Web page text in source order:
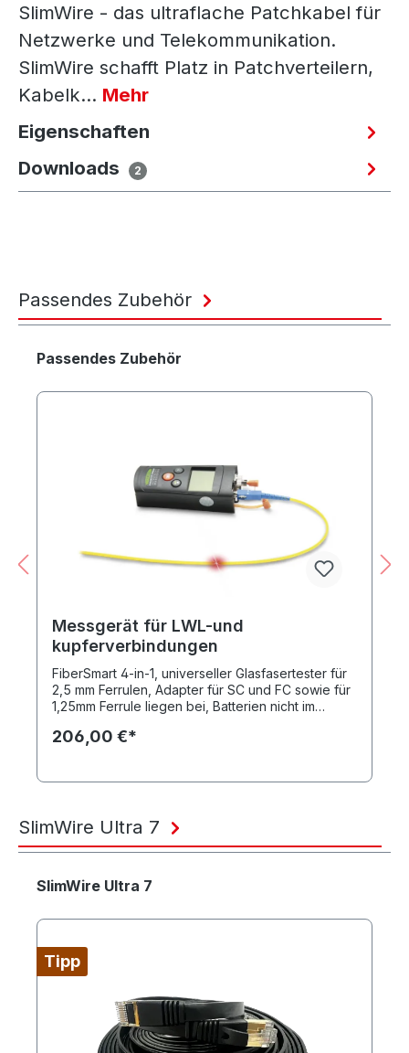
SlimWire - das ultraflache Patchkabel für
Netzwerke und Telekommunikation.
SlimWire schafft Platz in Patchverteilern,
Kabelk… Mehr
Eigenschaften
Downloads
2
Passendes Zubehör
Produktgalerie überspringen
Passendes Zubehör
Messgerät für LWL-und
kupferverbindungen
FiberSmart 4-in-1, universeller Glasfasertester für
2,5 mm Ferrulen, Adapter für SC und FC sowie für
1,25mm Ferrule liegen bei, Batterien nicht im
206,00 €*
SlimWire Ultra 7
Produktgalerie überspringen
SlimWire Ultra 7
Tipp